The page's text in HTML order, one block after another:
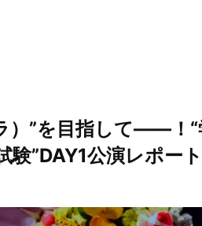
）”を目指して――！
”DAY1公演レポー